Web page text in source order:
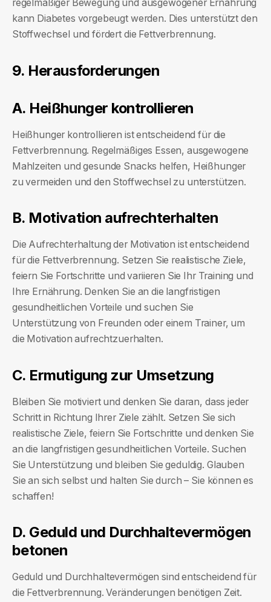
regelmäßiger Bewegung und ausgewogener Ernährung
kann Diabetes vorgebeugt werden. Dies unterstützt den
Stoffwechsel und fördert die Fettverbrennung.
9. Herausforderungen
A. Heißhunger kontrollieren
Heißhunger kontrollieren ist entscheidend für die
Fettverbrennung. Regelmäßiges Essen, ausgewogene
Mahlzeiten und gesunde Snacks helfen, Heißhunger
zu vermeiden und den Stoffwechsel zu unterstützen.
B. Motivation aufrechterhalten
Die Aufrechterhaltung der Motivation ist entscheidend
für die Fettverbrennung. Setzen Sie realistische Ziele,
feiern Sie Fortschritte und variieren Sie Ihr Training und
Ihre Ernährung. Denken Sie an die langfristigen
gesundheitlichen Vorteile und suchen Sie
Unterstützung von Freunden oder einem Trainer, um
die Motivation aufrechtzuerhalten.
C. Ermutigung zur Umsetzung
Bleiben Sie motiviert und denken Sie daran, dass jeder
Schritt in Richtung Ihrer Ziele zählt. Setzen Sie sich
realistische Ziele, feiern Sie Fortschritte und denken Sie
an die langfristigen gesundheitlichen Vorteile. Suchen
Sie Unterstützung und bleiben Sie geduldig. Glauben
Sie an sich selbst und halten Sie durch – Sie können es
schaffen!
D. Geduld und Durchhaltevermögen
betonen
Geduld und Durchhaltevermögen sind entscheidend für
die Fettverbrennung. Veränderungen benötigen Zeit.